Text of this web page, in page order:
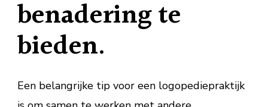
benadering te
bieden.
Een belangrijke tip voor een logopediepraktijk